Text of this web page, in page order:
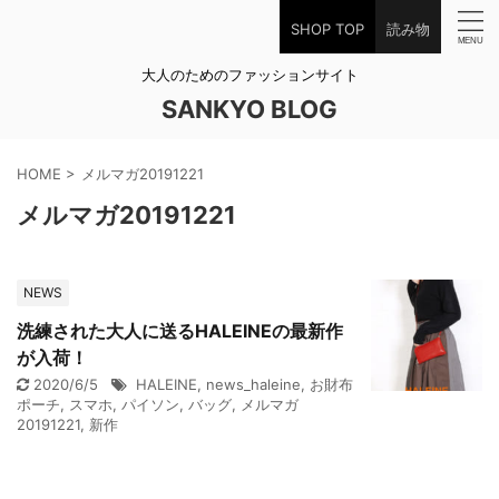
SHOP TOP 読み物
大人のためのファッションサイト
SANKYO BLOG
HOME > メルマガ20191221
メルマガ20191221
NEWS
洗練された大人に送るHALEINEの最新作
が入荷！
2020/6/5 HALEINE, news_haleine, お財布
ポーチ, スマホ, パイソン, バッグ, メルマガ
20191221, 新作